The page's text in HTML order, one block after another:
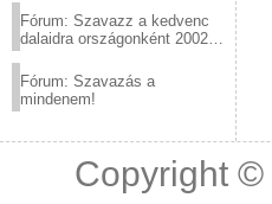
Fórum: Szavazz a kedvenc
dalaidra országonként 2002
Fórum: Szavazás a
mindenem!
Copyright